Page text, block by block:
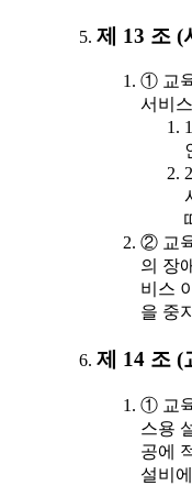
제 13 조 (
① 교
서비
② 교
의 장
비스
을 중
제 14 조 (
① 교
스용
공에
설비